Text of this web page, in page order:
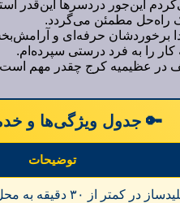
این‌جور دردسرها این‌قدر
یک راه‌حل مطمئن می‌گردد.
برخوردشان حرفه‌ای و
را به فرد درستی سپرده‌ام.
در عظیمیه کرج چقدر مهم
🔑 جدول ویژگی‌ها و
توضیحات
اعزام کلیدساز در